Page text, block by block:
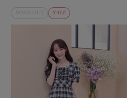
SALE